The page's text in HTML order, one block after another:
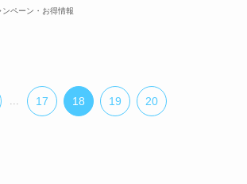
ンペーン・お得情報
17 18 19 20